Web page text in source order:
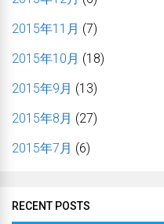
2015年11月 (7)
2015年10月 (18)
2015年9月 (13)
2015年8月 (27)
2015年7月 (6)
RECENT POSTS